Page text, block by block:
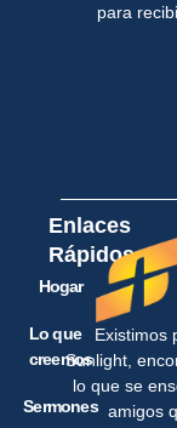
para
Enlaces
Rápidos
Hogar
Lo que
creemos
Sermones
Existimos
Sunlight,
lo que se
amigos